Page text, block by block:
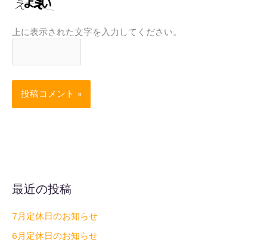
上に表示された文字を入力してください。
最近の投稿
7月定休日のお知らせ
6月定休日のお知らせ